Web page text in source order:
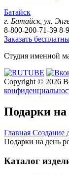
Батайск
г. Батайск, ул.
8-800-200-71-39 8-
Заказать
Студия именной
Copyright © 2026
Подарки на
Главная Создание
Подарки на день
Каталог